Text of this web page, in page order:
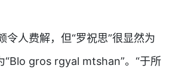
令人费解，但“罗祝思”很显然为
“Blo gros rgyal mtshan”。“于所